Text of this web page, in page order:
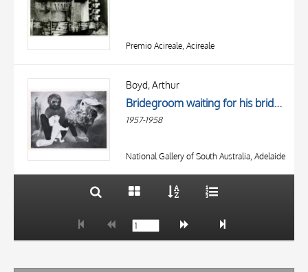
Premio Acireale, Acireale
Boyd, Arthur
Bridegroom waiting for his bride to grow up
1957-1958
National Gallery of South Australia, Adelaide
TITOLO
OGGETTO
20 RISULTATI